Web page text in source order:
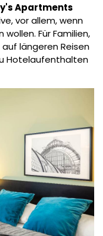
Apartments
vor allem, wenn
Für Familien,
längeren Reisen
Hotelaufenthalten